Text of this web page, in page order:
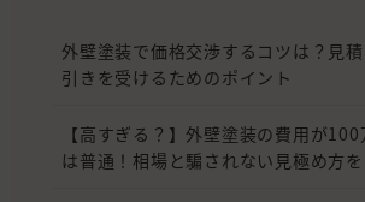
外壁塗装で価格交渉するコツは？見
引きを受けるためのポイント
【高すぎる？】外壁塗装の費用が
は普通！相場と騙されない見極め方